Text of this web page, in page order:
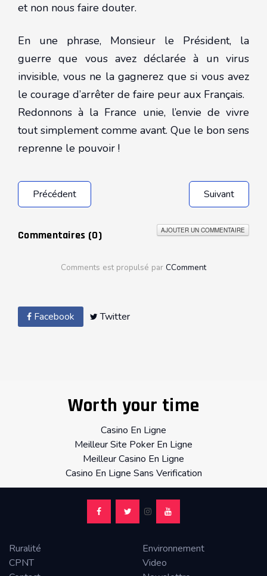
et non nous faire douter.
En une phrase, Monsieur le Président, la
guerre que vous avez déclarée à un virus
invisible, vous ne la gagnerez que si vous avez
le courage d’arrêter de faire peur aux Français.
Redonnons à la France unie, l’envie de vivre
tout simplement comme avant. Que le bon sens
reprenne le pouvoir !
Précédent Suivant
Commentaires (0) AJOUTER UN COMMENTAIRE
Comments est propulsé par CComment
Facebook Twitter
Worth your time
Casino En Ligne
Meilleur Site Poker En Ligne
Meilleur Casino En Ligne
Casino En Ligne Sans Verification
Ruralité
CPNT
Environnement
Video